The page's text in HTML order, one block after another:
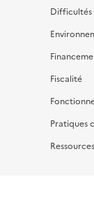
Difficultés
Fiscalité
Pratiques